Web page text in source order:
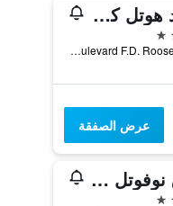
جراند هوتل كرافات
29. Boulevard F.D. Roosevelt, لوكسمبورغ ستي, مقاطعة لوكسمبورغ, لوكسمبورج
عرض الصفقة
فندق نوفوتل لكسمبورغ سنتر